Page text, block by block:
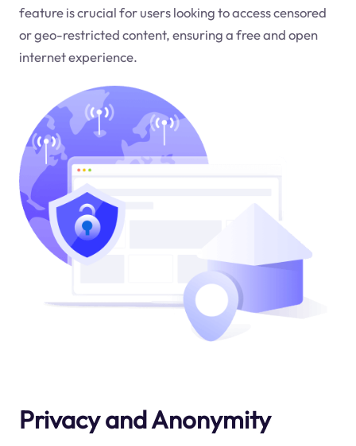
feature is crucial for users looking to access censored
or geo-restricted content, ensuring a free and open
internet experience.
Privacy and Anonymity